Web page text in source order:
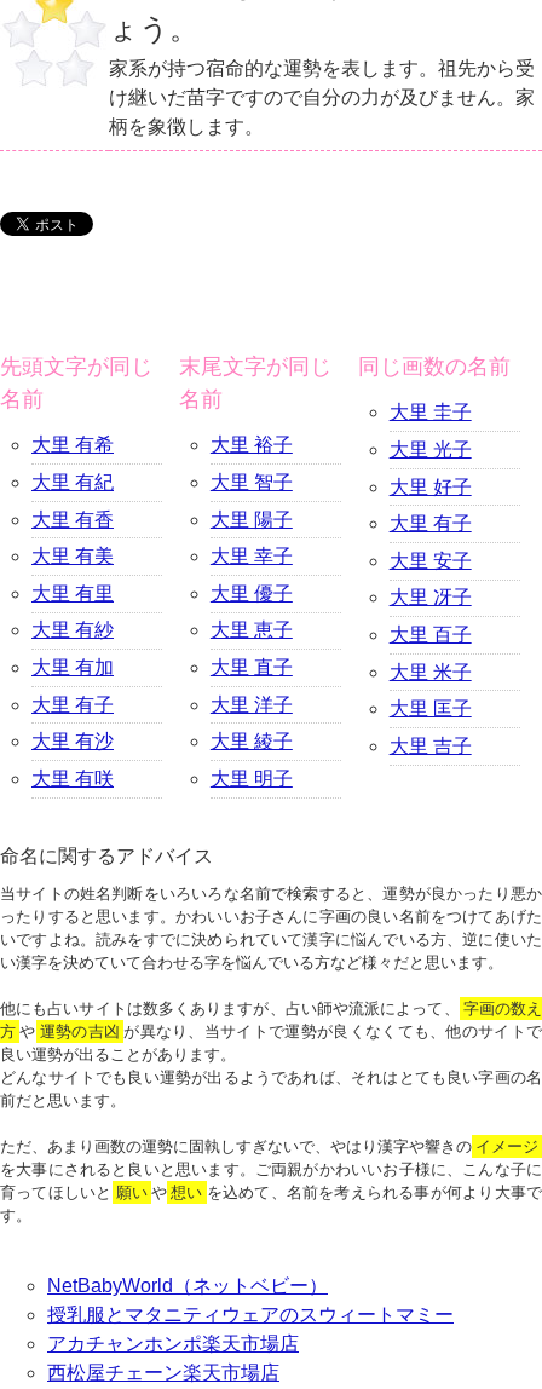
ょう。
家系が持つ宿命的な運勢を表します。祖先から受
け継いだ苗字ですので自分の力が及びません。家
柄を象徴します。
先頭文字が同じ
名前
大里 有希
大里 有紀
大里 有香
大里 有美
大里 有里
大里 有紗
大里 有加
大里 有子
大里 有沙
大里 有咲
末尾文字が同じ
名前
大里 裕子
大里 智子
大里 陽子
大里 幸子
大里 優子
大里 恵子
大里 直子
大里 洋子
大里 綾子
大里 明子
同じ画数の名前
大里 圭子
大里 光子
大里 好子
大里 有子
大里 安子
大里 冴子
大里 百子
大里 米子
大里 匡子
大里 吉子
命名に関するアドバイス
当サイトの姓名判断をいろいろな名前で検索すると、運勢が良かったり悪か
ったりすると思います。かわいいお子さんに字画の良い名前をつけてあげた
いですよね。読みをすでに決められていて漢字に悩んでいる方、逆に使いた
い漢字を決めていて合わせる字を悩んでいる方など様々だと思います。
他にも占いサイトは数多くありますが、占い師や流派によって、
字画の数え
方 や 運勢の吉凶 が異なり、当サイトで運勢が良くなくても、他のサイトで
良い運勢が出ることがあります。
どんなサイトでも良い運勢が出るようであれば、それはとても良い字画の名
前だと思います。
ただ、あまり画数の運勢に固執しすぎないで、やはり漢字や響きの イメージ
を大事にされると良いと思います。ご両親がかわいいお子様に、こんな子に
育ってほしいと 願い や 想い を込めて、名前を考えられる事が何より大事で
す。
NetBabyWorld（ネットベビー）
授乳服とマタニティウェアのスウィートマミー
アカチャンホンポ楽天市場店
西松屋チェーン楽天市場店